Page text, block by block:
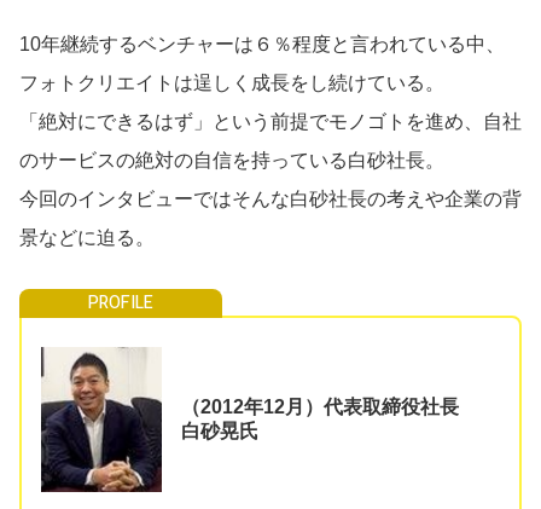
10年継続するベンチャーは６％程度と言われている中、
フォトクリエイトは逞しく成長をし続けている。
「絶対にできるはず」という前提でモノゴトを進め、自社
のサービスの絶対の自信を持っている白砂社長。
今回のインタビューではそんな白砂社長の考えや企業の背
景などに迫る。
（2012年12月）代表取締役社長
白砂晃氏